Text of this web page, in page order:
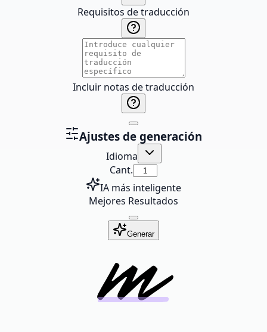
Requisitos de traducción
Incluir notas de traducción
Ajustes de generación
Idioma
Cant.
IA más inteligente
Mejores Resultados
Generar